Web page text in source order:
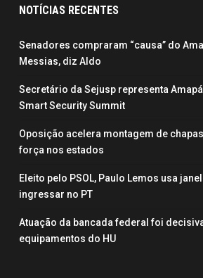
NOTÍCIAS RECENTES
Senadores compraram “causa” do
Messias, diz Aldo
Secretário da Sejusp representa
Smart Security Summit
Oposição acelera montagem de
força nos estados
Eleito pelo PSOL, Paulo Lemos usa
ingressar no PT
Atuação da bancada federal foi
equipamentos do HU